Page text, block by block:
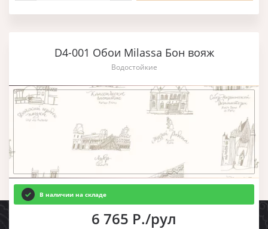
D4-001 Обои Milassa Бон вояж
Водостойкие
В наличии на складе
6 765 Р./рул